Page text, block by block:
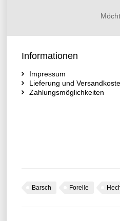
Informationen
Impressum
Lieferung und
Zahlungsmöglichkeiten
Barsch Forelle